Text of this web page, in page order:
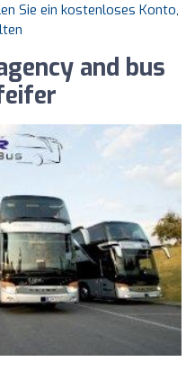
Sie ein kostenloses Konto,
and bus